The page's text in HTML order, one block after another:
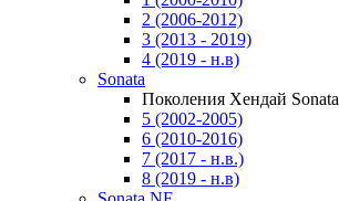
2 (2006-2012)
3 (2013 - 2019)
4 (2019 - н.в)
Sonata
Поколения Хендай Sonata
5 (2002-2005)
6 (2010-2016)
7 (2017 - н.в.)
8 (2019 - н.в)